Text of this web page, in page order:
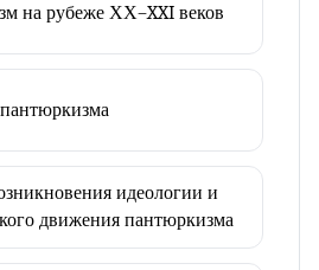
на рубеже ХХ–XXI веков
идеологии и
движения пантюркизма